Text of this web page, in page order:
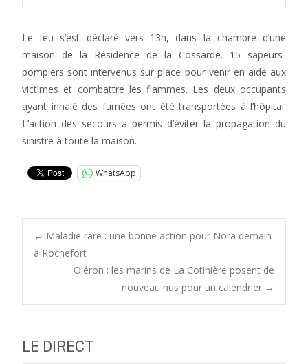
Le feu s’est déclaré vers 13h, dans la chambre d’une
maison de la Résidence de la Cossarde. 15 sapeurs-
pompiers sont intervenus sur place pour venir en aide aux
victimes et combattre les flammes. Les deux occupants
ayant inhalé des fumées ont été transportées à l’hôpital.
L’action des secours a permis d’éviter la propagation du
sinistre à toute la maison.
WhatsApp
Post
navigation
← Maladie rare : une bonne action pour Nora demain
à Rochefort
Oléron : les marins de La Cotinière posent de
nouveau nus pour un calendrier →
LE DIRECT